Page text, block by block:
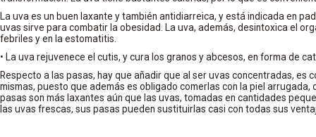
La uva es un buen laxante y también antidiarreica, y está indicada en
uvas sirve para combatir la obesidad. La uva, además, desintoxica el
febriles y en la estomatitis.
• La uva rejuvenece el cutis, y cura los granos y abcesos, en forma de
Respecto a las pasas, hay que añadir que al ser uvas concentradas, es
mismas, puesto que además es obligado comerlas con la piel arrugada,
pasas son más laxantes aún que las uvas, tomadas en cantidades
las uvas frescas, sus pasas pueden sustituirlas casi con todas sus